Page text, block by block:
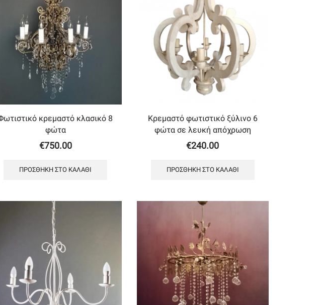
κρεμαστό κλασικό 8
φώτα
€750.00
ΠΡΟΣΘΉΚΗ ΣΤΟ ΚΑΛΆΘΙ
Κρεμαστό φωτιστικό ξύλινο 6
φώτα σε λευκή απόχρωση
€240.00
ΠΡΟΣΘΉΚΗ ΣΤΟ ΚΑΛΆΘΙ